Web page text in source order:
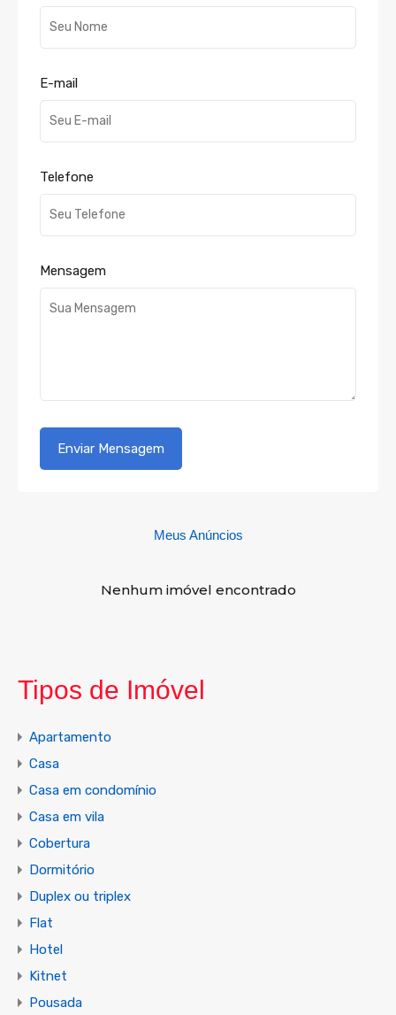
E-mail
Telefone
Mensagem
Meus Anúncios
Nenhum imóvel encontrado
Tipos de Imóvel
Apartamento
Casa
Casa em condomínio
Casa em vila
Cobertura
Dormitório
Duplex ou triplex
Flat
Hotel
Kitnet
Pousada